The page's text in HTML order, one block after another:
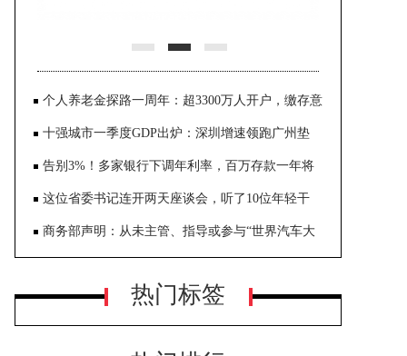
个人养老金探路一周年：超3300万人开户，缴存意
愿待激活
十强城市一季度GDP出炉：深圳增速领跑广州垫
底，成都超苏州
告别3%！多家银行下调年利率，百万存款一年将
少3000元利息
这位省委书记连开两天座谈会，听了10位年轻干
部、10位女干部代表的意见
商务部声明：从未主管、指导或参与“世界汽车大
热门标签